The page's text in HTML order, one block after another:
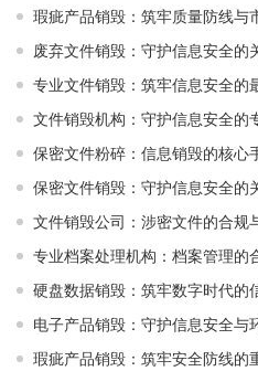
瑕疵产品销毁：筑牢质量防线与
废弃文件销毁：守护信息安全的
专业文件销毁：筑牢信息安全的
文件销毁机构：守护信息安全的
保密文件粉碎：信息销毁的核心
保密文件销毁：守护信息安全的
文件销毁公司：涉密文件的合规
专业档案处理机构：档案管理的
硬盘数据销毁：筑牢数字时代的
电子产品销毁：守护信息安全与
瑕疵产品销毁：筑牢安全防线的